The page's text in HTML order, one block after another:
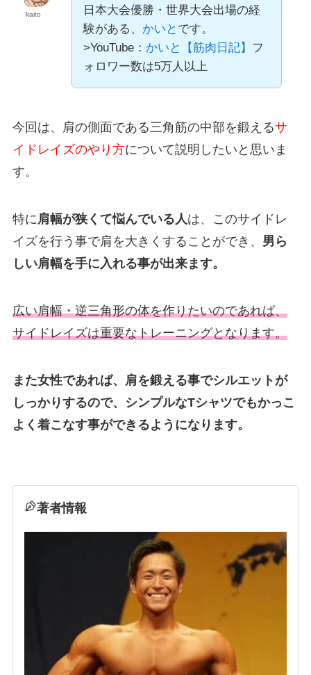
kaito
日本大会優勝・世界大会出場の経
験がある、 かいと です。
>YouTube： かいと【筋肉日記】 フ
ォロワー数は5万人以上
今回は、肩の側面である三角筋の中部を鍛えるサ
イドレイズのやり方について説明したいと思いま
す。
特に 肩幅が狭くて悩んでいる人 は、このサイドレ
イズを行う事で肩を大きくすることができ、 男ら
しい肩幅を手に入れる事が出来ます。
広い肩幅・逆三角形の体を作りたいのであれば、
サイドレイズは重要なトレーニングとなります。
また女性であれば、肩を鍛える事でシルエットが
しっかりするので、シンプルなTシャツでもかっこ
よく着こなす事ができるようになります。
著者情報